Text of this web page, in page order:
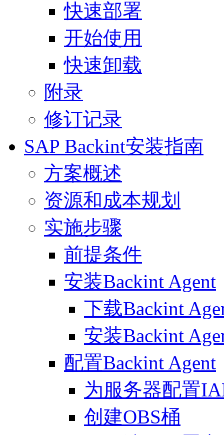
快速部署
开始使用
快速卸载
附录
修订记录
SAP Backint安装指南
方案概述
资源和成本规划
实施步骤
前提条件
安装Backint Agent
下载Backint
安装Backint
配置Backint Agent
为服务器配置
创建OBS桶